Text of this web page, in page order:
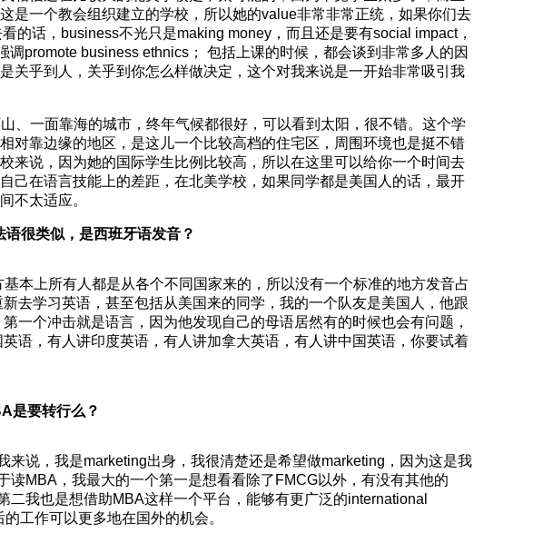
是一个教会组织建立的学校，所以她的value非常非常正统，如果你们去
的话，business不光只是making money，而且还是要有social impact，
调promote business ethnics； 包括上课的时候，都会谈到非常多人的因
关乎到人，关乎到你怎么样做决定，这个对我来说是一开始非常吸引我
、一面靠海的城市，终年气候都很好，可以看到太阳，很不错。这个学
对靠边缘的地区，是这儿一个比较高档的住宅区，周围环境也是挺不错
来说，因为她的国际学生比例比较高，所以在这里可以给你一个时间去
己在语言技能上的差距，在北美学校，如果同学都是美国人的话，最开
不太适应。
很类似，是西班牙语发音？
基本上所有人都是从各个不同国家来的，所以没有一个标准的地方发音占
去学习英语，甚至包括从美国来的同学，我的一个队友是美国人，他跟
一个冲击就是语言，因为他发现自己的母语居然有的时候也会有问题，
语，有人讲印度英语，有人讲加拿大英语，有人讲中国英语，你要试着
是要转行么？
来说，我是marketing出身，我很清楚还是希望做marketing，因为这是我
读MBA，我最大的一个第一是想看看除了FMCG以外，有没有其他的
二我也是想借助MBA这样一个平台，能够有更广泛的international
工作可以更多地在国外的机会。